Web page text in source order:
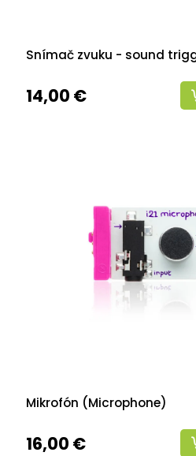
Snímač zvuku - sound
14,00 €
Mikrofón (Microphone)
16,00 €